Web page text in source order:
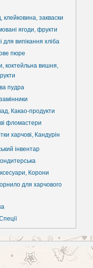
клейковина, закваски
ягоди, фрукти
для випікання хліба
пюре
коктейльна вишня,
пудра
Какао-продукти
фломастери
харчові, Кандурін
інвентар
Корони
для харчового